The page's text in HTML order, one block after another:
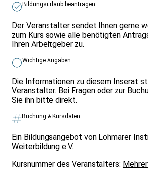
Bildungsurlaub beantragen
Der Veranstalter sendet Ihnen gerne
zum Kurs sowie alle benötigten
Ihren Arbeitgeber zu.
Wichtige Angaben
Die Informationen zu diesem Inserat
Veranstalter. Bei Fragen oder zur
Sie ihn bitte direkt.
Buchung & Kursdaten
Ein Bildungsangebot von Lohmarer
Weiterbildung e.V..
Kursnummer des Veranstalters: